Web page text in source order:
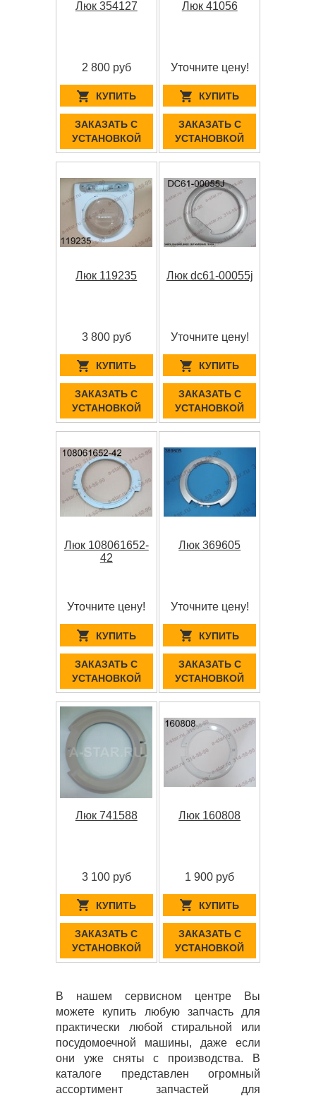
Люк 354127
2 800 руб
КУПИТЬ
ЗАКАЗАТЬ С
УСТАНОВКОЙ
Люк 41056
Уточните цену!
КУПИТЬ
ЗАКАЗАТЬ С
УСТАНОВКОЙ
Люк 119235
3 800 руб
КУПИТЬ
ЗАКАЗАТЬ С
УСТАНОВКОЙ
Люк dc61-00055j
Уточните цену!
КУПИТЬ
ЗАКАЗАТЬ С
УСТАНОВКОЙ
Люк 108061652-
42
Уточните цену!
КУПИТЬ
ЗАКАЗАТЬ С
УСТАНОВКОЙ
Люк 369605
Уточните цену!
КУПИТЬ
ЗАКАЗАТЬ С
УСТАНОВКОЙ
Люк 741588
3 100 руб
КУПИТЬ
ЗАКАЗАТЬ С
УСТАНОВКОЙ
Люк 160808
1 900 руб
КУПИТЬ
ЗАКАЗАТЬ С
УСТАНОВКОЙ
В нашем сервисном центре Вы
можете купить любую запчасть для
практически любой стиральной или
посудомоечной машины, даже если
они уже сняты с производства. В
каталоге представлен огромный
ассортимент запчастей для